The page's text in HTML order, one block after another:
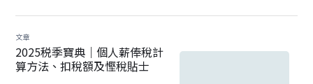
文章
2025税季寶典｜個人薪俸稅計
算方法、扣稅額及慳稅貼士